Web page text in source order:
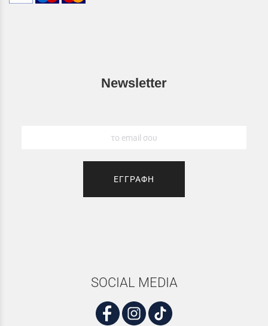
Newsletter
ΕΓΓΡΑΦΗ
SOCIAL MEDIA